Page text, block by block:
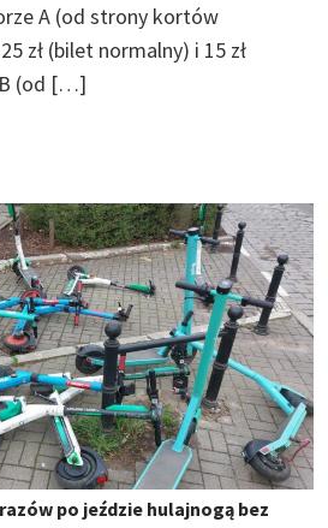
A (od strony kortów
zł (bilet normalny) i 15 zł
(od […]
po jeździe hulajnogą bez